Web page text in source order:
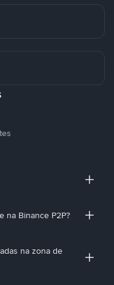
na Binance P2P?
na zona de